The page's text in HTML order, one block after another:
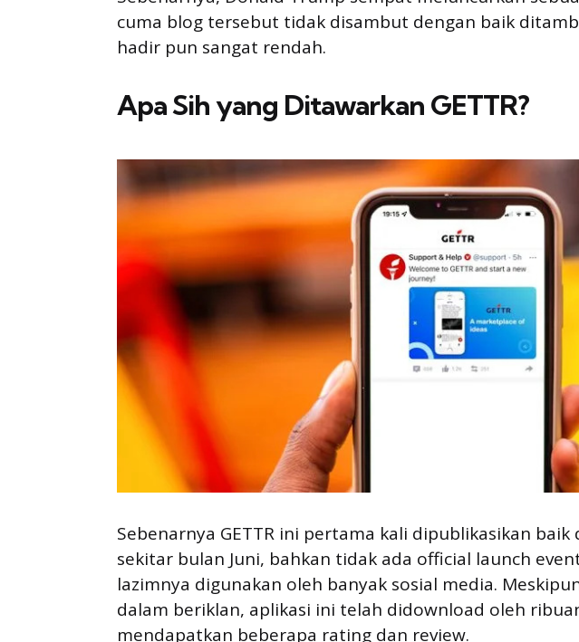
cuma blog tersebut tidak disambut dengan baik
hadir pun sangat rendah.
Apa Sih yang Ditawarkan GETTR?
Sebenarnya GETTR ini pertama kali dipublikasikan
sekitar bulan Juni, bahkan tidak ada official launch
lazimnya digunakan oleh banyak sosial media.
dalam beriklan, aplikasi ini telah didownload oleh
mendapatkan beberapa rating dan review.